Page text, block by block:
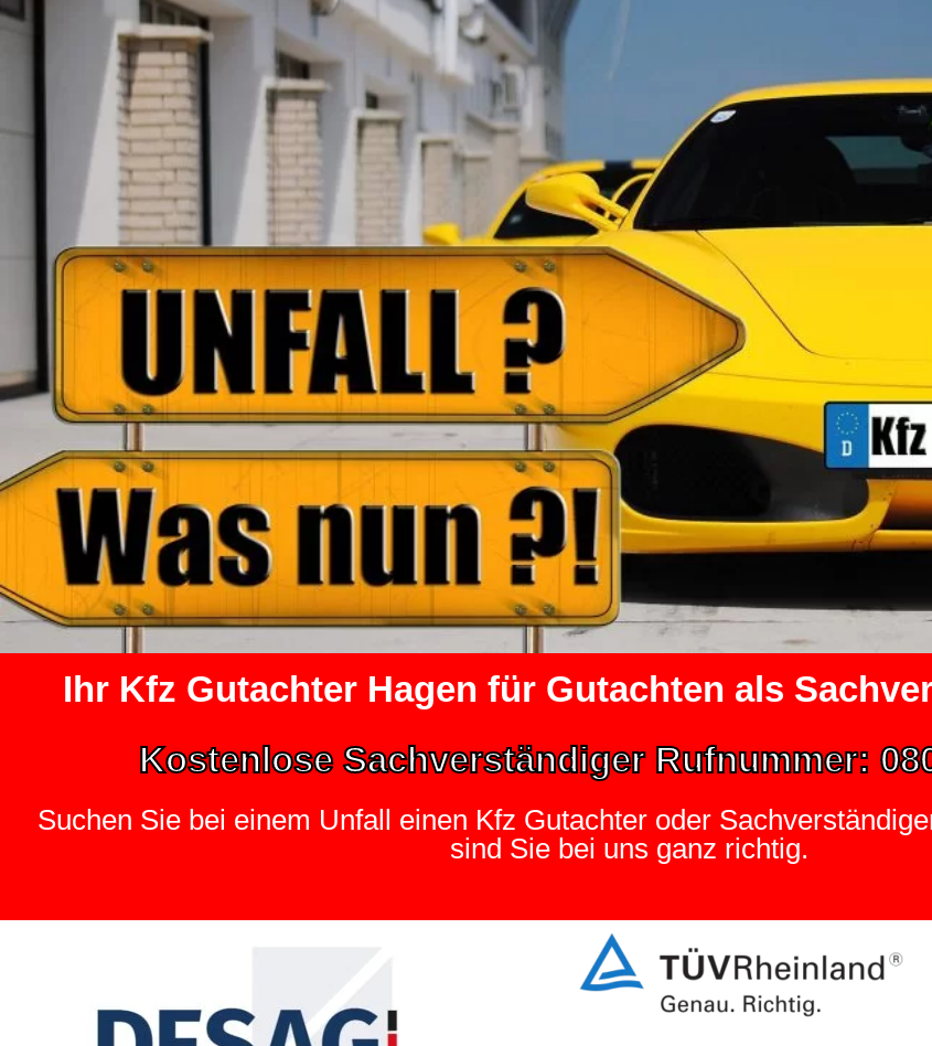
Ihr Kfz Gutachter Hagen für Gutachten als
Kostenlose Sachverständiger Rufnummer:
Suchen Sie bei einem Unfall einen Kfz Gutachter oder
sind Sie bei uns ganz richtig.